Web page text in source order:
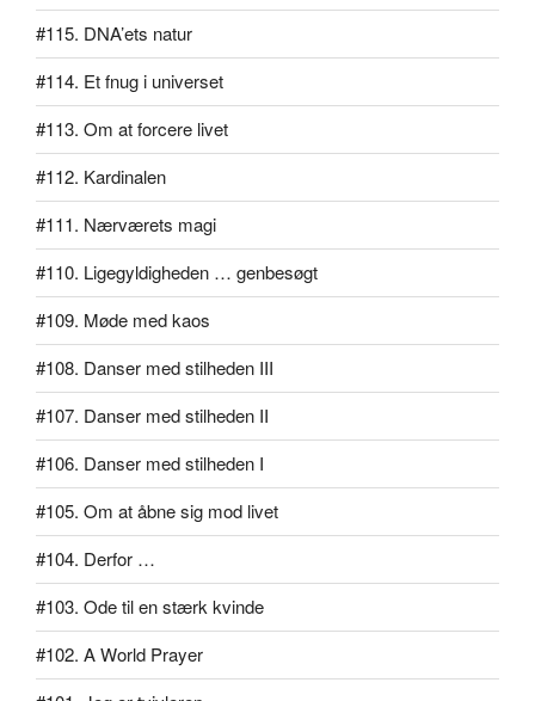
#115. DNA’ets natur
#114. Et fnug i universet
#113. Om at forcere livet
#112. Kardinalen
#111. Nærværets magi
#110. Ligegyldigheden … genbesøgt
#109. Møde med kaos
#108. Danser med stilheden III
#107. Danser med stilheden II
#106. Danser med stilheden I
#105. Om at åbne sig mod livet
#104. Derfor …
#103. Ode til en stærk kvinde
#102. A World Prayer